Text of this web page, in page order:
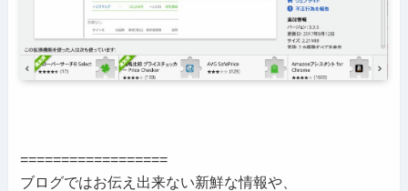
==================
ブログではお伝え出来ない新鮮な情報や、